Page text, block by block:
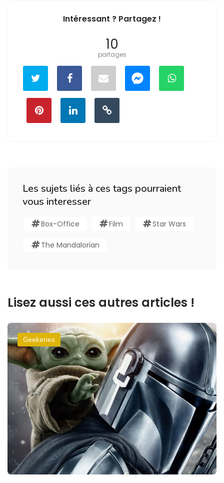
Intéressant ? Partagez !
10
partages
Les sujets liés à ces tags pourraient
vous interesser
Box-Office Film Star Wars
The Mandalorian
Lisez aussi ces autres articles !
Geekeries